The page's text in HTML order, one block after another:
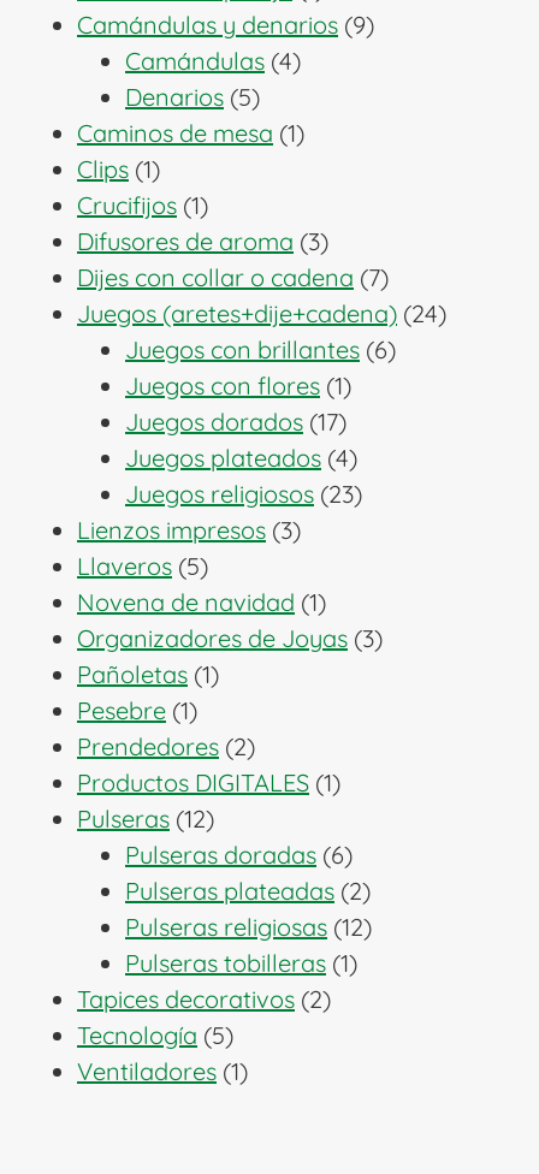
producto
Camándulas y denarios 99
Camándulas 44
Denarios 55
productos
Caminos de mesa 11
Clips 11
producto
Crucifijos 11
producto
Difusores de aroma 33
productos
Dijes con collar o cadena 77
productos
Juegos (aretes+dije+cadena) 2424
Juegos con brillantes 66
Juegos con flores 11
producto
Juegos dorados 1717
productos
Juegos plateados 44
productos
Juegos religiosos 2323
Lienzos impresos 33
Llaveros 55
productos
Novena de navidad 11
producto
Organizadores de Joyas 33
Pañoletas 11
Pesebre 11
producto
Prendedores 22
productos
Productos DIGITALES 11
Pulseras 1212
productos
Pulseras doradas 66
productos
Pulseras plateadas 22
productos
Pulseras religiosas 1212
Pulseras tobilleras 11
Tapices decorativos 22
Tecnología 55
productos
Ventiladores 11